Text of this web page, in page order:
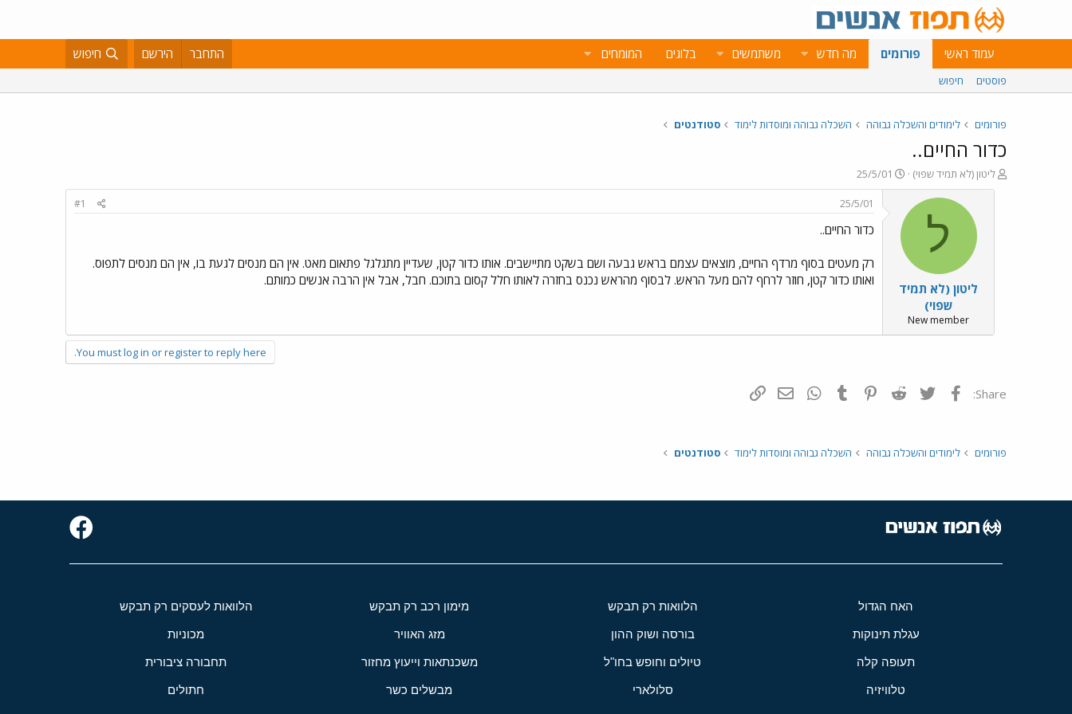
עמוד ראשי פורומים מה חדש משתמשים בלוגים המומחים התחבר הירשם חיפוש
פוסטים חיפוש
פורומים לימודים והשכלה גבוהה השכלה גבוהה ומוסדות לימוד סטודנטים
כדור החיים..
פ
ו
ליטון (לא תמיד שפוי)
פ
ו
ס
25/5/01
ל
ליטון (לא תמיד
שפוי)
New member
25/5/01
#1
כדור החיים..
רק מעטים בסוף מרדף החיים, מוצאים עצמם בראש גבעה ושם בשקט מתיישבים. אותו כדור קטן, שעדיין מתגלגל פתאום מאט. אין הם מנסים לגעת בו, אין הם מנסים לתפוס.
ואותו כדור קטן, חוזר לרחף להם מעל הראש. לבסוף מהראש נכנס בחזרה לאותו חלל קסום בתוכם. חבל, אבל אין הרבה אנשים כמותם.
You must log in or register to reply here.
Share: פייסבוק Twitter
Reddit
Pinterest
Tumblr
WhatsAppדואר אלקטרוני
פורומים לימודים והשכלה גבוהה השכלה גבוהה ומוסדות לימוד סטודנטים
האח הגדול הלוואות רק תבקש מימון רכב רק תבקש הלוואות לעסקים רק תבקש
עגלת תינוקות בורסה ושוק ההון מזג האוויר מכוניות
תעופה קלה טיולים וחופש בחו"ל משכנתאות וייעוץ מחזור תחבורה ציבורית
טלוויזיה סלולארי מבשלים כשר חתולים